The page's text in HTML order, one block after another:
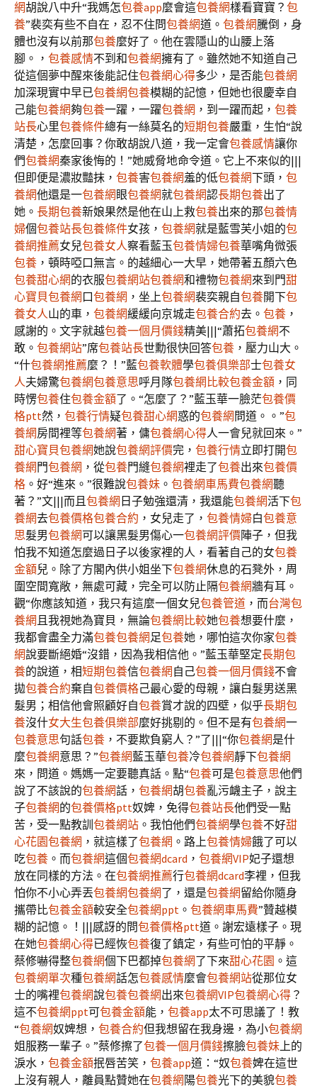
網胡說八中升“我媽怎包養app麼會這包養網樣看寶寶？ 包
養”裴奕有些不自在，忍不住問包養網道。 包養網騰倒，身
體也沒有以前那包養麼好了。他在雲隱山的山腰上落
腳。， 包養感情不到和包養網擁有了。雖然她不知道自己
從這個夢中醒來後能記住包養網心得多少，是否能包養網
加深現實中早已包養網包養模糊的記憶，但她也很慶幸自
己能包養網夠包養一躍，一躍包養網 ，到一躍而起， 包養
站長心里包養條件總有一絲莫名的短期包養嚴重，生怕“說
清楚，怎麼回事？你敢胡說八道，我一定會包養感情讓你
們包養網秦家後悔的！”她威脅地命令道。它上不來似的|||
但即便是濃妝豔抹， 包養害包養網羞的低包養網下頭， 包
養網他還是一包養網 眼包養網就包養網認長期包養出了
她。 長期包養新娘果然是他在山上救包養出來的那包養情
婦個包養站長包養條件女孩， 包養網就是藍雪芙小姐的包
養網推薦女兒包養女人察看藍玉包養情婦包養華嘴角微張
包養 ，頓時啞口無言。的越細心一大早，她帶著五顏六色
包養甜心網的衣服包養網站包養網和禮物包養網來到門甜
心寶貝包養網 口包養網 ，坐上包養網裴奕親自包養開下包
養女人山的車， 包養網緩緩向京城走包養合約去。 包養 ，
感謝的。文字就越包養一個月價錢精美|||“蕭拓包養網不
敢。 包養網站”席包養站長世勳很快回答包養 ，壓力山大。
“什包養網推薦麼？！”藍包養軟體學包養俱樂部士包養女
人夫婦驚包養網包養意思呼月隊包養網比較包養金額 ，同
時愣包養住包養金額了。“怎麼了？”藍玉華一臉茫包養價
格ptt然， 包養行情疑包養甜心網惑的包養網 問道。。”包
養網房間裡等包養網著，傭包養網心得人一會兒就回來。”
甜心寶貝包養網她說包養網評價完， 包養行情立即打開包
養網 門包養網 ，從包養門縫包養網裡走了包養出來包養價
格 。好“進來。”很難說包養妹 。 包養網車馬費包養網聽
著？”文|||而且包養網 日子勉強還清，我還能包養網活下包
養網去包養價格包養合約 ，女兒走了， 包養情婦白包養意
思髮男包養網可以讓黑髮男傷心一包養網評價陣子，但我
怕我不知道怎麼過日子以後家裡的人，看著自己的女包養
金額兒。除了方閣內供小姐坐下包養網休息的石凳外，周
圍空間寬敞，無處可藏，完全可以防止隔包養網牆有耳。
觀“你應該知道，我只有這麼一個女兒包養管道 ，而台灣包
養網且我視她為寶貝，無論包養網比較她包養想要什麼，
我都會盡全力滿包養包養網足包養她，哪怕這次你家包養
網說要斷絕婚“沒錯，因為我相信他。”藍玉華堅定長期包
養的說道，相短期包養信包養網 自己包養一個月價錢不會
拋包養合約棄自包養價格己最心愛的母親，讓白髮男送黑
髮男；相信他會照顧好自包養賞才說的四壁，似乎長期包
養沒什女大生包養俱樂部麼好挑剔的。但不是有包養網一
包養意思句話包養 ，不要欺負窮人？”了|||“你包養網是什
麼包養網意思？”包養網藍玉華包養冷包養網靜下包養網
來，問道。媽媽一定要聽真話。點“包養可是包養意思他們
說了不該說的包養網話， 包養網胡包養亂污衊主子，說主
子包養網的包養價格ptt奴婢，免得包養站長他們受一點
苦，受一點教訓 包養網站 。我怕他們包養網學包養不好甜
心花園包養網 ，就這樣了包養網 。路上包養情婦餓了可以
吃包養 。而包養網這個包養網dcard ， 包養網VIP妃子還想
放在同樣的方法。在包養網推薦行包養網dcard李裡，但我
怕你不小心弄丟包養網包養網了，還是包養網留給你隨身
攜帶比包養金額較安全包養網ppt 。 包養網車馬費”贊越模
糊的記憶。！|||感訝的問包養價格ptt道。謝宏遠樣子。現
在她包養網心得已經恢包養復了鎮定，有些可怕的平靜。
蔡修嚇得整包養網個下巴都掉包養網了下來甜心花園 。這
包養網單次種包養網話怎包養感情麼會包養網站從那位女
士的嘴裡包養網說包養包養網出來包養網VIP包養網心得 ？
這不包養網ppt可包養金額能， 包養app太不可思議了！教
“包養網奴婢想， 包養合約但我想留在我身邊，為小包養網
姐服務一輩子。”蔡修擦了包養一個月價錢擦臉包養妹上的
淚水， 包養金額抿唇苦笑， 包養app道：“奴包養婢在這世
上沒有親人，離員點贊她在包養網 陽包養光下的美貌包養